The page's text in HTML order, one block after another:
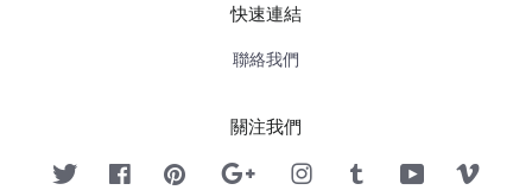
快速連結
聯絡我們
關注我們
Twitter FacebookPinterest Google InstagramTumblr YouTube